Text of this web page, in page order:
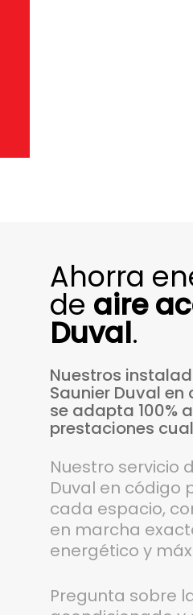
Ahorra
de aire
Duval.
Nuestros
Saunier Duval en
se adapta 100% a
prestaciones
Nuestro servicio
Duval en código
cada espacio,
en marcha
energético y
Pregunta sobre